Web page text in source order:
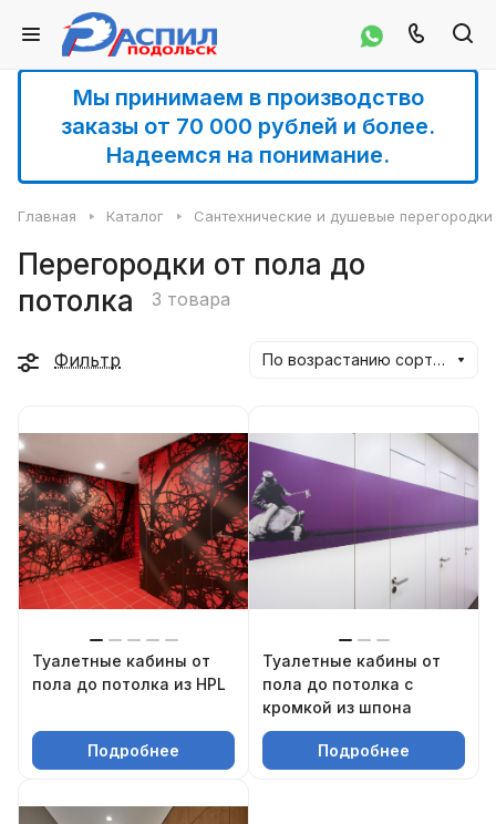
Мы принимаем в производство
заказы от 70 000 рублей и более.
Надеемся на понимание.
Главная Каталог Сантехнические и душевые перегородки
Перегородки от пола до
потолка
3 товара
Фильтр По возрастанию сортировки
Туалетные кабины от
пола до потолка из HPL
Подробнее
Туалетные кабины от
пола до потолка с
кромкой из шпона
Подробнее